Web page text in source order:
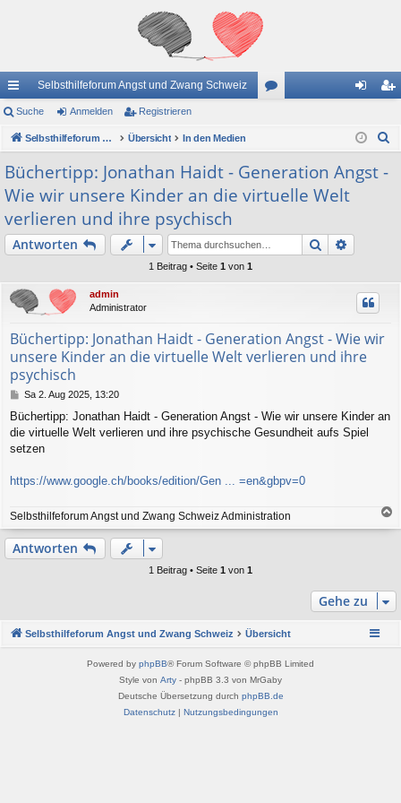
ch
ne
llz
ug
riff
Selbsthilfeforum Angst und Zwang Schweiz
m ist
Suche Anmelden Registrieren
Selbsthilfeforum Angst und Zwang Schweiz Übersicht In den Medien
Büchertipp: Jonathan Haidt - Generation Angst -
Wie wir unsere Kinder an die virtuelle Welt
verlieren und ihre psychisch
Antworten Suche
1 Beitrag • Seite 1 von 1
admin
Administrator
Büchertipp: Jonathan Haidt - Generation Angst - Wie wir
unsere Kinder an die virtuelle Welt verlieren und ihre
psychisch
B
i
t
r
Sa 2. Aug 2025, 13:20
Büchertipp: Jonathan Haidt - Generation Angst - Wie wir unsere Kinder an
die virtuelle Welt verlieren und ihre psychische Gesundheit aufs Spiel
setzen
https://www.google.ch/books/edition/Gen ... =en&gbpv=0
Selbsthilfeforum Angst und Zwang Schweiz Administration
a
n
Antworten
1 Beitrag • Seite 1 von 1
Gehe zu
Selbsthilfeforum Angst und Zwang Schweiz Übersicht
Powered by phpBB® Forum Software © phpBB Limited
Style von Arty - phpBB 3.3 von MrGaby
Deutsche Übersetzung durch phpBB.de
Datenschutz| Nutzungsbedingungen